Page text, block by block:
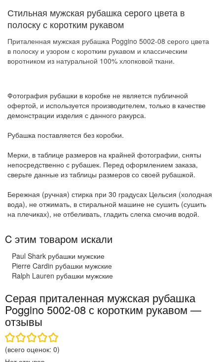
Стильная мужская рубашка серого цвета в
полоску с коротким рукавом
Приталенная мужская рубашка Poggino 5002-08 серого цвета
в полоску и узором с коротким рукавом и классическим
воротником из натуральной 100% хлопковой ткани.
Фотография рубашки в коробке не является публичной
офертой, и используется производителем, только в качестве
демонстрации изделия с данного ракурса.
Рубашка поставляется без коробки.
Мерки, в таблице размеров на крайней фотографии, сняты
непосредственно с рубашек. Перед оформлением заказа,
сверьте данные из таблицы размеров со своей рубашкой.
Бережная (ручная) стирка при 30 градусах Цельсия (холодная
вода), не отжимать, в стиральной машине не сушить (сушить
на плечиках), не отбеливать, гладить слегка смочив водой.
C этим товаром искали
Paul Shark рубашки мужские
Pierre Cardin рубашки мужские
Ralph Lauren рубашки мужские
Серая приталенная мужская рубашка
Poggino 5002-08 с коротким рукавом —
отзывы
(всего оценок: 0)